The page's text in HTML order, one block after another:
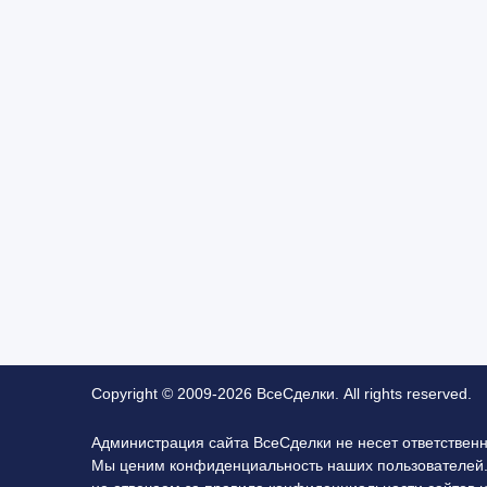
Copyright © 2009-2026 ВсеСделки. All rights reserved.
Администрация сайта ВсеСделки не несет
Мы ценим конфиденциальность наших